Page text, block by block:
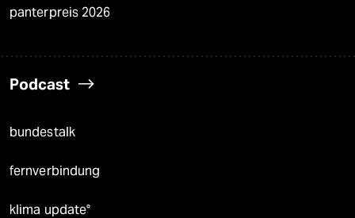
panterpreis 2026
Podcast
bundestalk
fernverbindung
klima update°